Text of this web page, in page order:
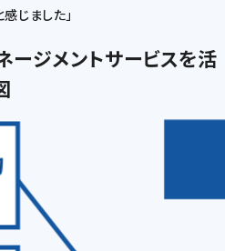
じました」
ージメントサービスを活